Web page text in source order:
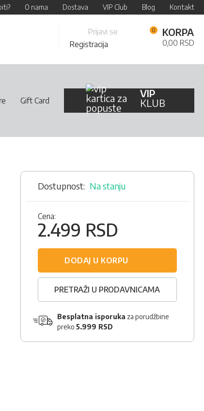
O nama Dostava VIP Club Blog Kontakt
Content
Prijavi se
Registracija
KORPA
0,00 RSD
Gift Card
VIP
KLUB
Na stanju
Cena:
2.499 RSD
DODAJ U KORPU
PRETRAŽI U PRODAVNICAMA
Besplatna isporuka za porudžbine
preko 5.999 RSD